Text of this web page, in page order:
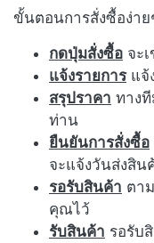
ขั้นตอนการสั่งซื้อง่าย
กดปุ่มสั่งซื้อ จะ
แจ้งรายการแจ้
สรุปราคา ทาง
ท่าน
ยืนยันการสั่งซื้อ
จะแจ้งวันส่งสิน
รอรับสินค้า ตา
คุณไว้
รับสินค้า รอรับ